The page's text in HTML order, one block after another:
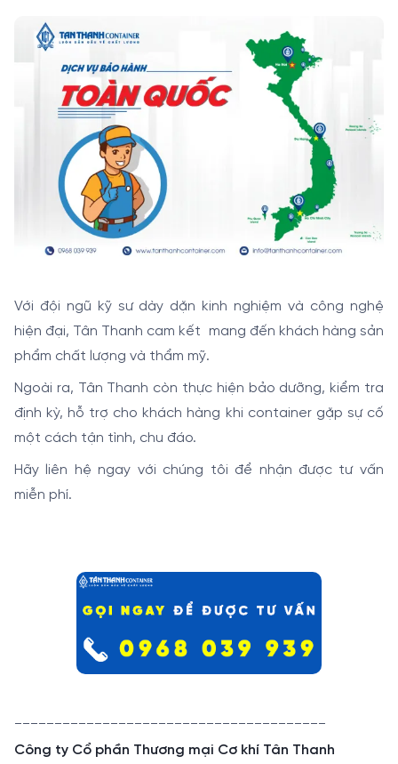
Với đội ngũ kỹ sư dày dặn kinh nghiệm và công nghệ
hiện đại, Tân Thanh cam kết mang đến khách hàng sản
phẩm chất lượng và thẩm mỹ.
Ngoài ra, Tân Thanh còn thực hiện bảo dưỡng, kiểm tra
định kỳ, hỗ trợ cho khách hàng khi container gặp sự cố
một cách tận tình, chu đáo.
Hãy liên hệ ngay với chúng tôi để nhận được tư vấn
miễn phí.
Công ty Cổ phần Thương mại Cơ khí Tân Thanh